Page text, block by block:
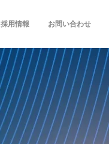
採用情報 お問い合わせ